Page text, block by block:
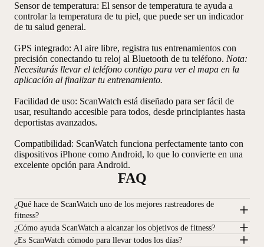
Sensor de temperatura: El sensor de temperatura te ayuda a
controlar la temperatura de tu piel, que puede ser un indicador
de tu salud general.
GPS integrado: Al aire libre, registra tus entrenamientos con
precisión conectando tu reloj al Bluetooth de tu teléfono. Nota:
Necesitarás llevar el teléfono contigo para ver el mapa en la
aplicación al finalizar tu entrenamiento.
Facilidad de uso: ScanWatch está diseñado para ser fácil de
usar, resultando accesible para todos, desde principiantes hasta
deportistas avanzados.
Compatibilidad: ScanWatch funciona perfectamente tanto con
dispositivos iPhone como Android, lo que lo convierte en una
excelente opción para Android.
FAQ
¿Qué hace de ScanWatch uno de los mejores rastreadores de
fitness?
¿Cómo ayuda ScanWatch a alcanzar los objetivos de fitness?
¿Es ScanWatch cómodo para llevar todos los días?